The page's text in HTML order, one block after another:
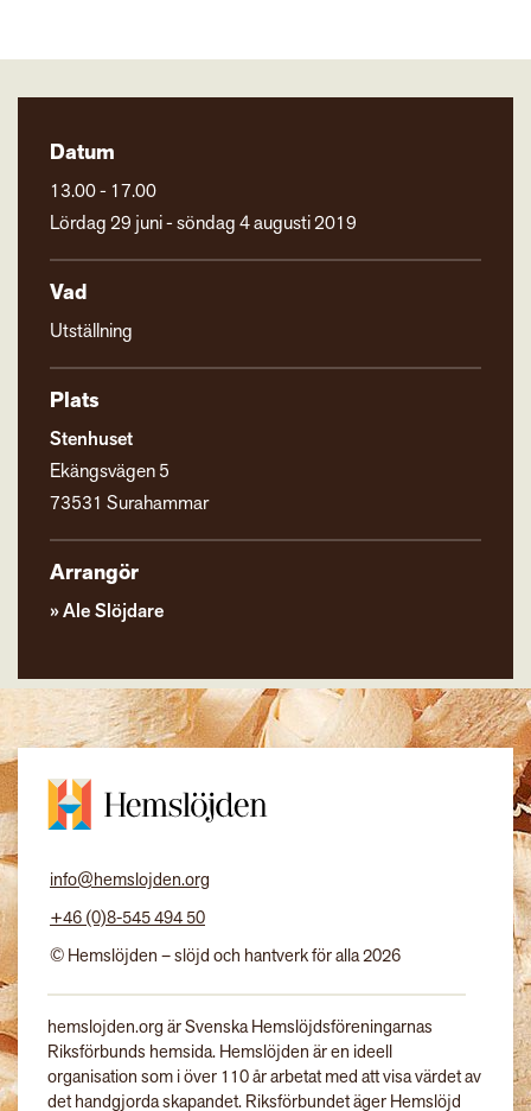
Datum
13.00 - 17.00
Lördag 29 juni - söndag 4 augusti 2019
Vad
Utställning
Plats
Stenhuset
Ekängsvägen 5
73531 Surahammar
Arrangör
Ale Slöjdare
info@hemslojden.org
+46 (0)8-545 494 50
© Hemslöjden – slöjd och hantverk för alla 2026
hemslojden.org är Svenska Hemslöjdsföreningarnas
Riksförbunds hemsida. Hemslöjden är en ideell
organisation som i över 110 år arbetat med att visa värdet av
det handgjorda skapandet. Riksförbundet äger Hemslöjd